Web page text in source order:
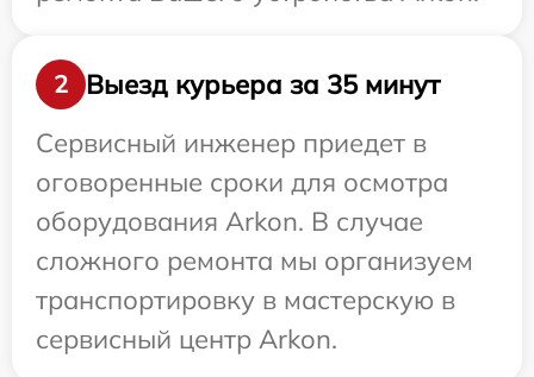
2
Выезд курьера за 35 минут
Сервисный инженер приедет в
оговоренные сроки для осмотра
оборудования Arkon. В случае
сложного ремонта мы организуем
транспортировку в мастерскую в
сервисный центр Arkon.